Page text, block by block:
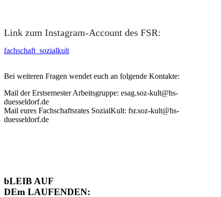
Link zum Instagram​-Account des FSR:
fachschaft_sozialkult​​
Bei weiteren Fragen wendet euch an folgende Kontakte:
​Mail der Erstsemester Arbeitsgruppe: esag.soz-kult@hs-
duesseldorf.de
Mail eures Fachschaftsrates SozialKult: fsr.soz-kult@hs-
duesseldorf.de​​
bLEIB AUF
DEm LAUFENDEN:​